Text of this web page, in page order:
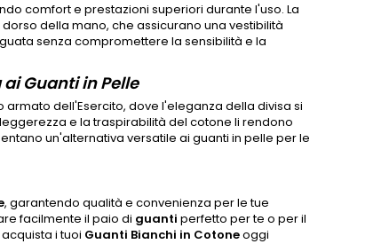
comfort e prestazioni superiori durante l'uso. La
della mano, che assicurano una vestibilità
senza compromettere la sensibilità e la
Guanti in Pelle
dell'Esercito, dove l'eleganza della divisa si
e la traspirabilità del cotone li rendono
un'alternativa versatile ai guanti in pelle per le
, garantendo qualità e convenienza per le tue
facilmente il paio di guanti perfetto per te o per il
i tuoi Guanti Bianchi in Cotoneoggi